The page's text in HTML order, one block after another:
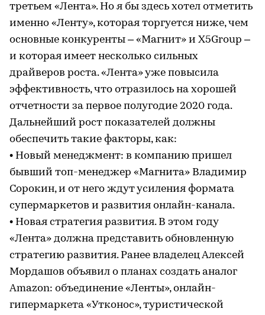
третьем «Лента». Но я бы здесь хотел отметить
именно «Ленту», которая торгуется ниже, чем
основные конкуренты – «Магнит» и Х5Group –
и которая имеет несколько сильных
драйверов роста. «Лента» уже повысила
эффективность, что отразилось на хорошей
отчетности за первое полугодие 2020 года.
Дальнейший рост показателей должны
обеспечить такие факторы, как:
• Новый менеджмент: в компанию пришел
бывший топ-менеджер «Магнита» Владимир
Сорокин, и от него ждут усиления формата
супермаркетов и развития онлайн-канала.
• Новая стратегия развития. В этом году
«Лента» должна представить обновленную
стратегию развития. Ранее владелец Алексей
Мордашов объявил о планах создать аналог
Amazon: объединение «Ленты», онлайн-
гипермаркета «Утконос», туристической